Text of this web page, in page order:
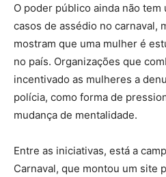
O poder público ainda não
casos de assédio no carnaval,
mostram que uma mulher é
no país. Organizações que
incentivado as mulheres a
polícia, como forma de
mudança de mentalidade.
Entre as iniciativas, está a
Carnaval, que montou um site